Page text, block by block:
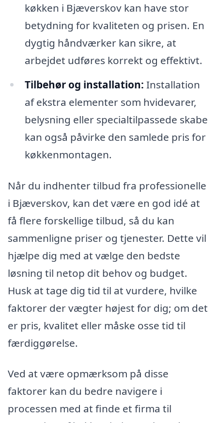
køkken i Bjæverskov kan have stor
betydning for kvaliteten og prisen. En
dygtig håndværker kan sikre, at
arbejdet udføres korrekt og effektivt.
Tilbehør og installation: Installation
af ekstra elementer som hvidevarer,
belysning eller specialtilpassede skabe
kan også påvirke den samlede pris for
køkkenmontagen.
Når du indhenter tilbud fra professionelle
i Bjæverskov, kan det være en god idé at
få flere forskellige tilbud, så du kan
sammenligne priser og tjenester. Dette vil
hjælpe dig med at vælge den bedste
løsning til netop dit behov og budget.
Husk at tage dig tid til at vurdere, hvilke
faktorer der vægter højest for dig; om det
er pris, kvalitet eller måske osse tid til
færdiggørelse.
Ved at være opmærksom på disse
faktorer kan du bedre navigere i
processen med at finde et firma til